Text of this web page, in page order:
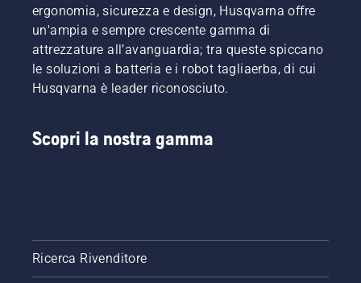
ergonomia, sicurezza e design, Husqvarna offre
un'ampia e sempre crescente gamma di
attrezzature all’avanguardia; tra queste spiccano
le soluzioni a batteria e i robot tagliaerba, di cui
Husqvarna è leader riconosciuto.
Scopri la nostra gamma
Ricerca Rivenditore